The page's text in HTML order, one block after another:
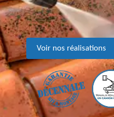
Voir nos réalisations